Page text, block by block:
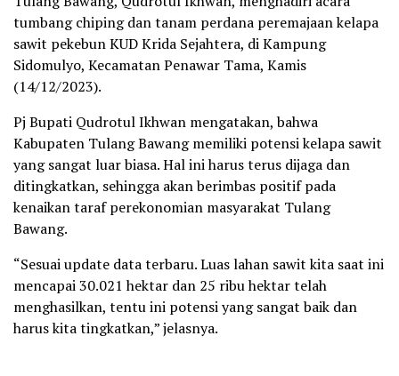
tumbang chiping dan tanam perdana peremajaan kelapa
sawit pekebun KUD Krida Sejahtera, di Kampung
Sidomulyo, Kecamatan Penawar Tama, Kamis
(14/12/2023).
Pj Bupati Qudrotul Ikhwan mengatakan, bahwa
Kabupaten Tulang Bawang memiliki potensi kelapa sawit
yang sangat luar biasa. Hal ini harus terus dijaga dan
ditingkatkan, sehingga akan berimbas positif pada
kenaikan taraf perekonomian masyarakat Tulang
Bawang.
“Sesuai update data terbaru. Luas lahan sawit kita saat ini
mencapai 30.021 hektar dan 25 ribu hektar telah
menghasilkan, tentu ini potensi yang sangat baik dan
harus kita tingkatkan,” jelasnya.